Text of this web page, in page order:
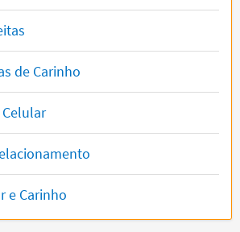
de Carinho
e Carinho